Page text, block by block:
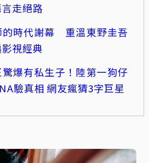
走絕路
的時代謝幕 重溫東野圭吾
視經典
爆有私生子！陸第一狗仔
驗真相 網友瘋猜3字巨星